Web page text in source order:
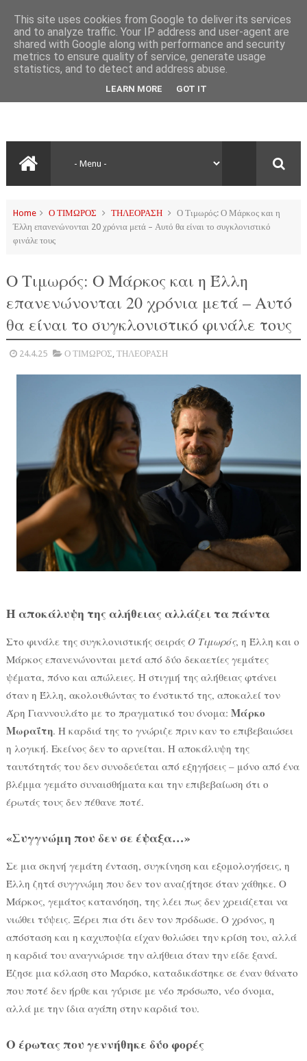
Home Ο ΤΙΜΩΡΟΣ ΤΗΛΕΟΡΑΣΗ
Ο Τιμωρός: Ο Μάρκος και η
Έλλη επανενώνονται 20 χρόνια μετά – Αυτό θα είναι το συγκλονιστικό
φινάλε τους
Ο Τιμωρός: Ο Μάρκος και η Έλλη
επανενώνονται 20 χρόνια μετά – Αυτό
θα είναι το συγκλονιστικό φινάλε τους
24.4.25 Ο ΤΙΜΩΡΟΣ, ΤΗΛΕΟΡΑΣΗ
Η αποκάλυψη της αλήθειας αλλάζει τα πάντα
Στο φινάλε της συγκλονιστικής σειράς Ο Τιμωρός, η Έλλη και ο
Μάρκος επανενώνονται μετά από δύο δεκαετίες γεμάτες
ψέματα, πόνο και απώλειες. Η στιγμή της αλήθειας φτάνει
όταν η Έλλη, ακολουθώντας το ένστικτό της, αποκαλεί τον
Άρη Γιαννουλάτο με το πραγματικό του όνομα: Μάρκο
Μωραΐτη. Η καρδιά της το γνώριζε πριν καν το επιβεβαιώσει
η λογική. Εκείνος δεν το αρνείται. Η αποκάλυψη της
ταυτότητάς του δεν συνοδεύεται από εξηγήσεις – μόνο από ένα
βλέμμα γεμάτο συναισθήματα και την επιβεβαίωση ότι ο
έρωτάς τους δεν πέθανε ποτέ.
«Συγγνώμη που δεν σε έψαξα…»
Σε μια σκηνή γεμάτη ένταση, συγκίνηση και εξομολογήσεις, η
Έλλη ζητά συγγνώμη που δεν τον αναζήτησε όταν χάθηκε. Ο
Μάρκος, γεμάτος κατανόηση, της λέει πως δεν χρειάζεται να
νιώθει τύψεις. Ξέρει πια ότι δεν τον πρόδωσε. Ο χρόνος, η
απόσταση και η καχυποψία είχαν θολώσει την κρίση του, αλλά
η καρδιά του αναγνώρισε την αλήθεια όταν την είδε ξανά.
Έζησε μια κόλαση στο Μαρόκο, καταδικάστηκε σε έναν θάνατο
που ποτέ δεν ήρθε και γύρισε με νέο πρόσωπο, νέο όνομα,
αλλά με την ίδια αγάπη στην καρδιά του.
Ο έρωτας που γεννήθηκε δύο φορές
This site uses cookies from Google to deliver its services
and to analyze traffic. Your IP address and user-agent are
shared with Google along with performance and security
metrics to ensure quality of service, generate usage
statistics, and to detect and address abuse.
LEARN MORE GOT IT